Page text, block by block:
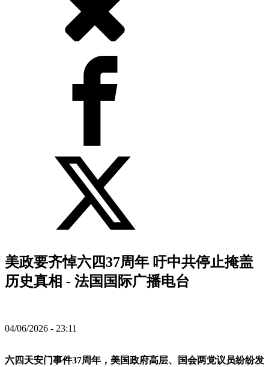
美政要齐悼六四37周年 吁中共停止掩盖
历史真相 - 法国国际广播电台
04/06/2026 - 23:11
六四天安门事件37周年，美国政府高层、国会两党议员纷纷发